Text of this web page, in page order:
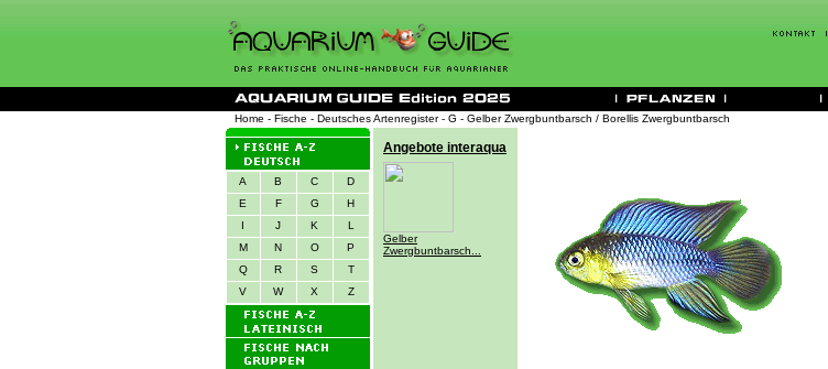
Home - Fische - Deutsches Artenregister- G - Gelber Zwergbuntbarsch / Borellis Zwergbuntbarsch
A B C
D
E
F G
H
I
J K
L
M
N O
P
Q
R S
T
V
W X Z